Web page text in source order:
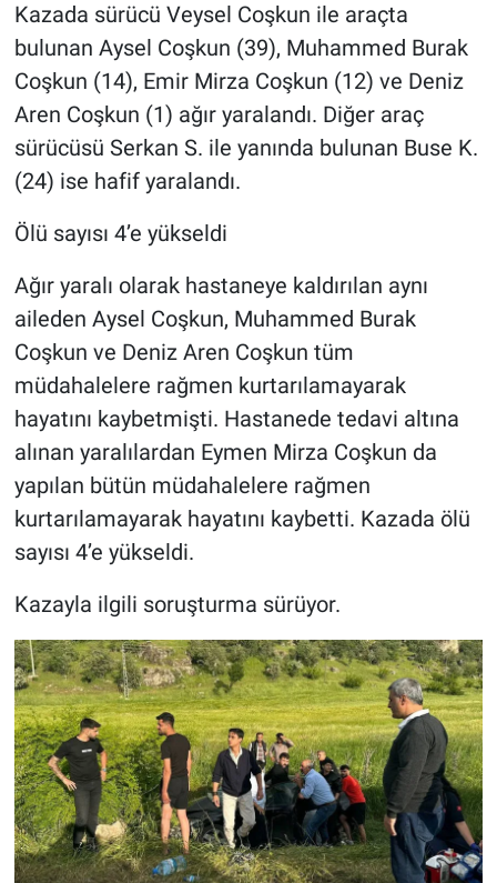
Kazada sürücü Veysel Coşkun ile araçta
bulunan Aysel Coşkun (39), Muhammed Burak
Coşkun (14), Emir Mirza Coşkun (12) ve Deniz
Aren Coşkun (1) ağır yaralandı. Diğer araç
sürücüsü Serkan S. ile yanında bulunan Buse K.
(24) ise hafif yaralandı.
Ölü sayısı 4’e yükseldi
Ağır yaralı olarak hastaneye kaldırılan aynı
aileden Aysel Coşkun, Muhammed Burak
Coşkun ve Deniz Aren Coşkun tüm
müdahalelere rağmen kurtarılamayarak
hayatını kaybetmişti. Hastanede tedavi altına
alınan yaralılardan Eymen Mirza Coşkun da
yapılan bütün müdahalelere rağmen
kurtarılamayarak hayatını kaybetti. Kazada ölü
sayısı 4’e yükseldi.
Kazayla ilgili soruşturma sürüyor.